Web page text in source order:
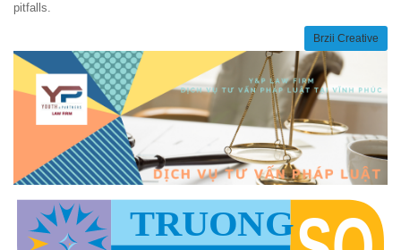
pitfalls.
Brzii Creative